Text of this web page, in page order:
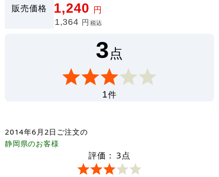
販売価格 1,240 円
1,364 円 税込
3点
1件
2014年6月2日 ご注文の
静岡県のお客様
評価： 3点